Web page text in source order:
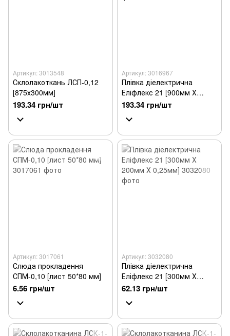
Артикул: 3013548
Склолакоткань ЛСП-0,12
[875х300мм]
193.34 грн/шт
Артикул: 3016967
Плівка діелектрична
Еліфлекс 21 [900мм Х
300мм Х 0,25мм]
193.34 грн/шт
Артикул: 3017061
Слюда прокладення
СПМ-0,10 [лист 50*80 мм]
6.56 грн/шт
Артикул: 3032080
Плівка діелектрична
Еліфлекс 21 [300мм Х
200мм Х 0,25мм]
62.13 грн/шт